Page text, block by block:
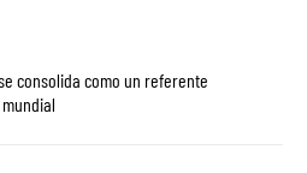
consolida como un referente